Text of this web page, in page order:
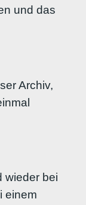
und das
Archiv,
wieder bei
einem